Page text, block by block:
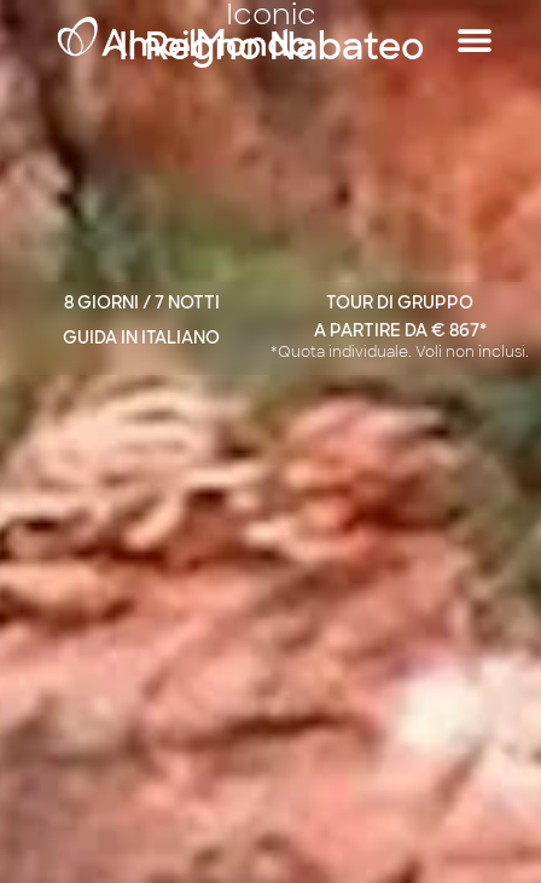
Iconic
Il Regno Nabateo
8 GIORNI / 7 NOTTI
TOUR DI GRUPPO
GUIDA IN ITALIANO
A PARTIRE DA € 867*
*Quota individuale. Voli non inclusi.